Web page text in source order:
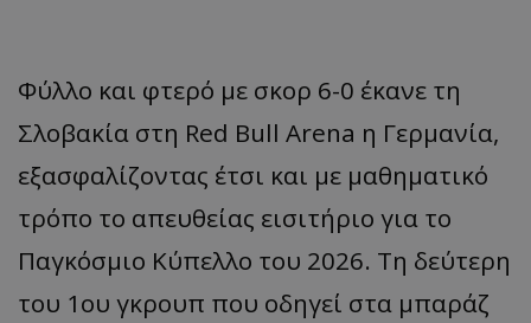
Φύλλο και φτερό με σκορ 6-0 έκανε τη
Σλοβακία στη Red Bull Arena η Γερμανία,
εξασφαλίζοντας έτσι και με μαθηματικό
τρόπο το απευθείας εισιτήριο για το
Παγκόσμιο Κύπελλο του 2026. Τη δεύτερη
του 1ου γκρουπ που οδηγεί στα μπαράζ